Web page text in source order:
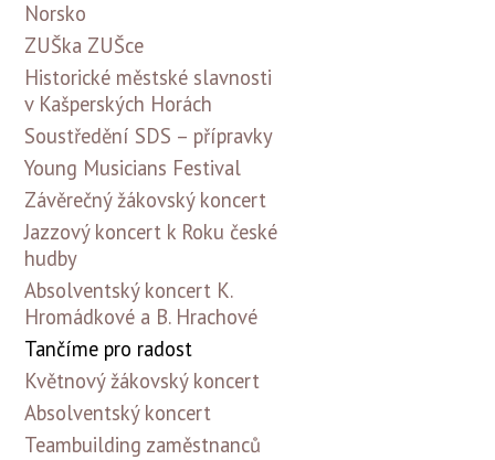
Norsko
ZUŠka ZUŠce
Historické městské slavnosti
v Kašperských Horách
Soustředění SDS – přípravky
Young Musicians Festival
Závěrečný žákovský koncert
Jazzový koncert k Roku české
hudby
Absolventský koncert K.
Hromádkové a B. Hrachové
Tančíme pro radost
Květnový žákovský koncert
Absolventský koncert
Teambuilding zaměstnanců